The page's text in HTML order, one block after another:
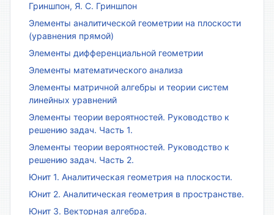
Гриншпон, Я. С. Гриншпон
Элементы аналитической геометрии на плоскости
(уравнения прямой)
Элементы дифференциальной геометрии
Элементы математического анализа
Элементы матричной алгебры и теории систем
линейных уравнений
Элементы теории вероятностей. Руководство к
решению задач. Часть 1.
Элементы теории вероятностей. Руководство к
решению задач. Часть 2.
Юнит 1. Аналитическая геометрия на плоскости.
Юнит 2. Аналитическая геометрия в пространстве.
Юнит 3. Векторная алгебра.